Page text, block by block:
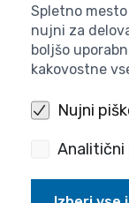
Pravne zadeve
Spletno
nujni za
boljšo
kakovostne
Nujni
Analitični